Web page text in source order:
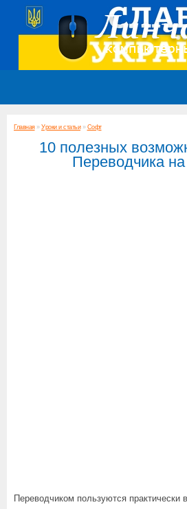
Главная» Уроки и статьи» Софт
10 полезных
Переводчика
Переводчиком пользуются